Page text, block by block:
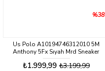
Us Polo A10194746312010 5M
Anthony 5Fx Sıyah Mrd Sneaker
Ayakkabı
₺1.999,99 ₺3.199,99
%38